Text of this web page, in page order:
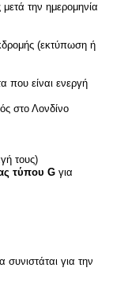
την ημερομηνία
(εκτύπωση ή
που είναι ενεργή
στο Λονδίνο
τους)
τύπου G για
για την